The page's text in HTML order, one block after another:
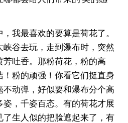
最喜欢的要算是荷花了。
谷去玩，走到瀑布时，突然
吐香。那粉荷花，粉的高
粉的顽强！你看它们挺直身
动弹，好似要和瀑布分个高
，千姿百态。有的荷花才展
生人似的把脸遮起来了，有